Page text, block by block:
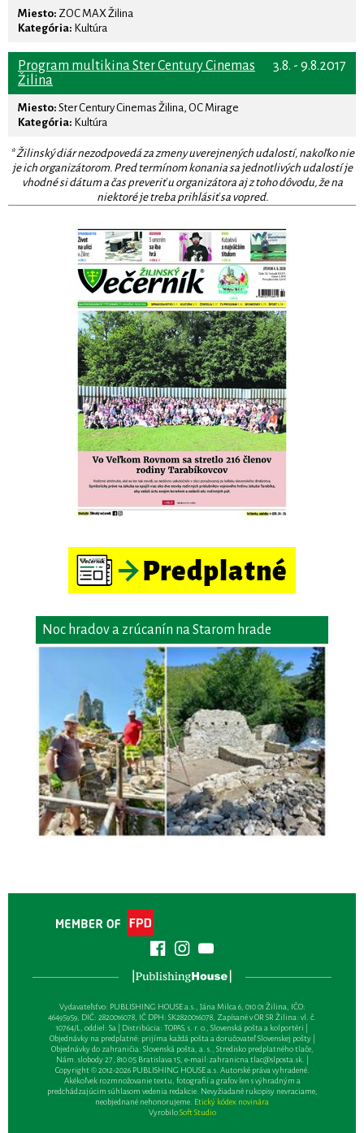
Miesto: ZOC MAX Žilina
Kategória: Kultúra
3.8. - 9.8.2017
Program multikina Ster Century Cinemas
Žilina
Miesto: Ster Century Cinemas Žilina, OC Mirage
Kategória: Kultúra
* Žilinský diár nezodpovedá za zmeny uverejnených udalostí, nakoľko nie
je ich organizátorom. Pred termínom konania sa jednotlivých udalostí je
vhodné si dátum a čas preveriť u organizátora aj z toho dôvodu, že na
niektoré je treba prihlásiť sa vopred.
Noc hradov a zrúcanín na Starom hrade
Vydavateľsťvo: PUBLISHING HOUSE a.s., Jána Milca 6, 010 01 Žilina, IČO:
46495959, DIČ: 2820016078, IČ DPH: SK2820016078, Zapísané v OR SR Žilina: vl. č.
10764/L, oddiel: Sa | Distribúcia: TOPAS, s. r. o., Slovenská pošta a kolportéri |
Objednávky na predplatné: prijíma každá pošta a doručovateľ Slovenskej pošty |
Objednávky do zahraničia: Slovenská pošta, a. s., Stredisko predplatného tlače,
Nám. slobody 27, 810 05 Bratislava 15, e-mail:zahranicna.tlac@slposta.sk. |
Copyright © 2012-2026 PUBLISHING HOUSE a.s. Autorské práva vyhradené.
Akékoľvek rozmnožovanie textu, fotografií a grafov len s výhradným a
predchádzajúcim súhlasom vedenia redakcie. Nevyžiadané rukopisy nevraciame,
neobjednané nehonorujeme. Etický kódex novinára
VyrobiloSoft Studio